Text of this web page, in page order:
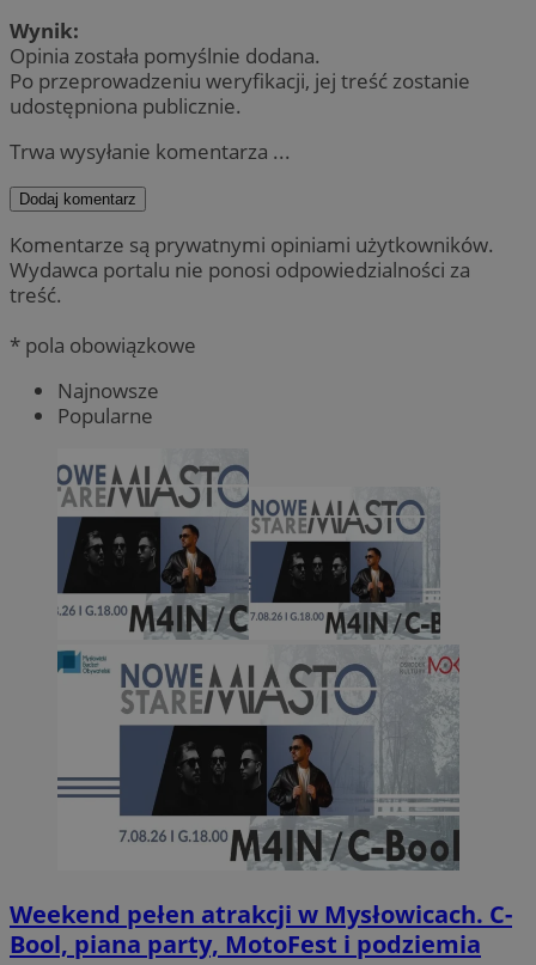
Wynik:
Opinia została pomyślnie dodana.
Po przeprowadzeniu weryfikacji, jej treść zostanie
udostępniona publicznie.
Trwa wysyłanie komentarza ...
Dodaj komentarz
Komentarze są prywatnymi opiniami użytkowników.
Wydawca portalu nie ponosi odpowiedzialności za
treść.
* pola obowiązkowe
Najnowsze
Popularne
Weekend pełen atrakcji w Mysłowicach. C-
Bool, piana party, MotoFest i podziemia